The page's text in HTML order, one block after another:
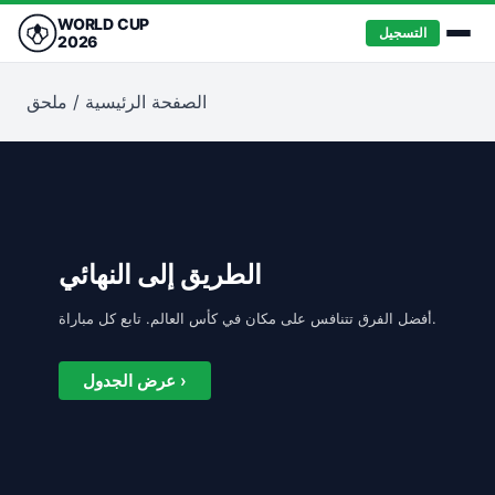
WORLD CUP
2026
التسجيل
الصفحة الرئيسية / ملحق
الطريق إلى النهائي
أفضل الفرق تتنافس على مكان في كأس العالم. تابع كل مباراة.
عرض الجدول ›